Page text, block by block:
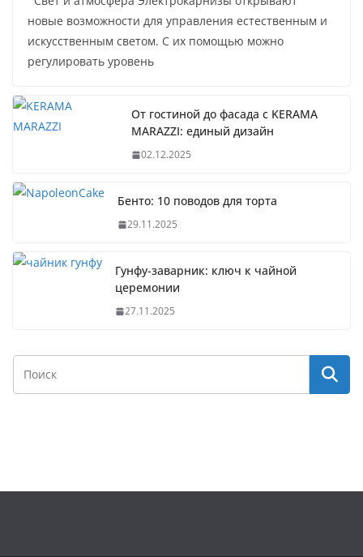
новые возможности для управления естественным и
искусственным светом. С их помощью можно
регулировать уровень
От гостиной до фасада с KERAMA
MARAZZI: единый дизайн
02.12.2025
Бенто: 10 поводов для торта
29.11.2025
Гунфу-заварник: ключ к чайной
церемонии
27.11.2025